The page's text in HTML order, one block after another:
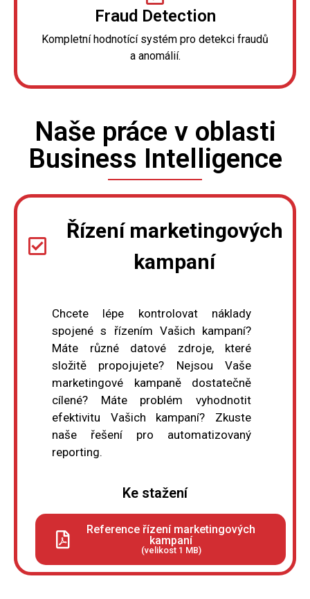
Fraud Detection
Kompletní hodnotící systém pro detekci fraudů
a anomálií.
Naše práce v oblasti
Business Intelligence
Řízení marketingových
kampaní
Chcete lépe kontrolovat náklady
spojené s řízením Vašich kampaní?
Máte různé datové zdroje, které
složitě propojujete? Nejsou Vaše
marketingové kampaně dostatečně
cílené? Máte problém vyhodnotit
efektivitu Vašich kampaní? Zkuste
naše řešení pro automatizovaný
reporting.
Ke stažení
Reference řízení marketingových
kampaní
(velikost 1 MB)